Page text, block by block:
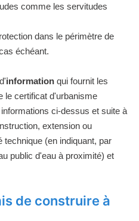
comme les servitudes
dans le périmètre de
échéant.
information qui fournit les
le certificat d'urbanisme
ci-dessus et suite à
extension ou
technique (en indiquant, par
public d'eau à proximité) et
de construire à